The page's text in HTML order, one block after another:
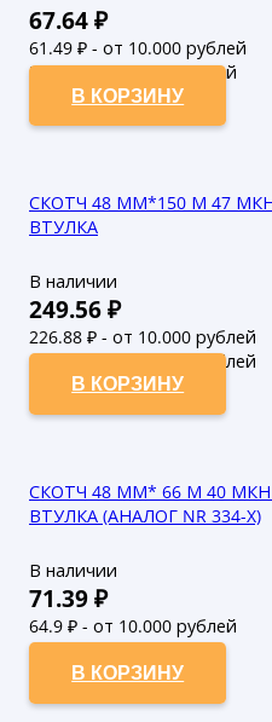
67.64₽
61.49 ₽ - от 10.000 рублей
55.9₽ - от 50.000 рублей
В КОРЗИНУ
СКОТЧ 48 ММ*150 М 47
ВТУЛКА
В наличии
249.56₽
226.88 ₽ - от 10.000 рублей
206.25₽ - от 50.000 рублей
В КОРЗИНУ
СКОТЧ 48 ММ* 66 М 40
ВТУЛКА (АНАЛОГ NR 334-X)
В наличии
71.39₽
64.9 ₽ - от 10.000 рублей
59₽ - от 50.000 рублей
В КОРЗИНУ